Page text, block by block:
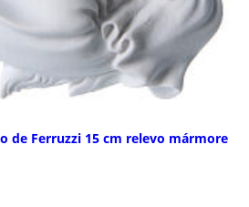
de Ferruzzi 15 cm relevo mármore